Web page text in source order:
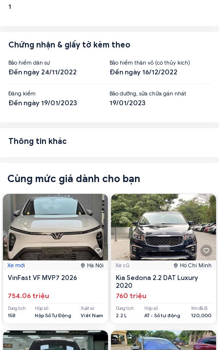
1
Chứng nhận & giấy tờ kèm theo
Bảo hiểm dân sự
Đến ngày 24/11/2022
Bảo hiểm thân vỏ (có thủy kích)
Đến ngày 16/12/2022
Đăng kiểm
Đến ngày 19/01/2023
Bảo dưỡng, sửa chữa gần nhất
19/01/2023
Thông tin khác
Cùng mức giá dành cho bạn
Xe mới Hà Nội
VinFast VF MVP7 2026
754.06 triệu
Dung tích
158
Hộp số
Hộp Số Tự Động
Xuất xứ
Viêt Nam
Xe cũ Hồ Chí Minh
Kia Sedona 2.2 DAT Luxury
2020
760 triệu
Dung tích
2.2 L
Hộp số
AT - Số tự động
Km đã đi
120,000